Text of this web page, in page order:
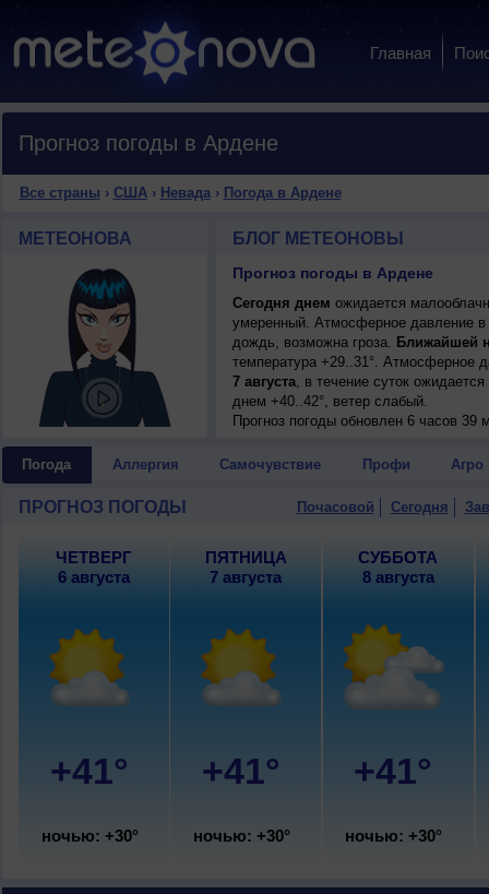
Главная
Прогноз погоды в Ардене
Все страны › США› Невада› Погода в Ардене
МЕТЕОНОВА БЛОГ МЕТЕОНОВЫ
Прогноз погоды в Ардене
Сегодня днем ожидается
умеренный. Атмосферное давление
дождь, возможна гроза. Ближайшей
температура +29..31°. Атмосферное
7 августа, в течение суток
днем +40..42°, ветер слабый.
7 августа, ожидается малооблачная
8 августа, в течение суток
, ожидается ясная погода;
западный, сильный, порывы до 5 м/с.
Прогноз погоды обновлен 6 часов 39
Погода Аллергия Самочувствие Профи Агро
ПРОГНОЗ ПОГОДЫ Почасовой Сегодня
ЧЕТВЕРГ
6 августа
+41°
ночью: +30°
ПЯТНИЦА
7 августа
+41°
ночью: +30°
СУББОТА
8 августа
+41°
ночью: +30°